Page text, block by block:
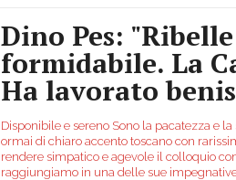
Dino Pes: "Ribelle
formidabile. La
Ha lavorato
Disponibile e sereno Sono la pacatezza e
ormai di chiaro accento toscano con
rendere simpatico e agevole il colloquio
raggiungiamo in una delle sue